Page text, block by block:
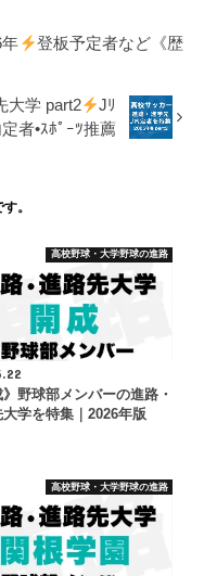
年
登板予定者など《歴
大学 part2
Jﾘ
者•ｽﾎﾟｰﾂ推薦
。
高校野球・大学野球の進路
》野球部メンバーの進路・
学を特集｜2026年版
高校野球・大学野球の進路